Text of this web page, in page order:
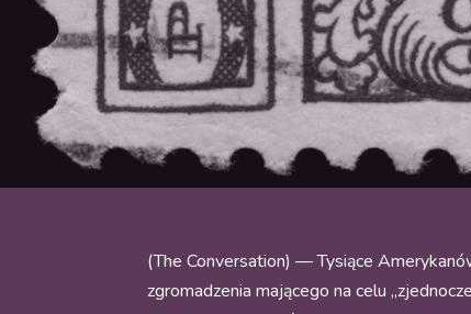
(The Conversation) — Tysiące
zgromadzenia mającego na celu